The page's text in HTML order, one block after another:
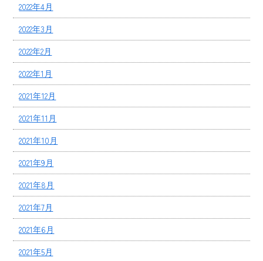
2022年4月
2022年3月
2022年2月
2022年1月
2021年12月
2021年11月
2021年10月
2021年9月
2021年8月
2021年7月
2021年6月
2021年5月